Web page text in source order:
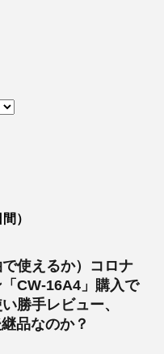
）
で使えるか）コロナ
CW-16A4」購入で
勝手レビュー、
品なのか？